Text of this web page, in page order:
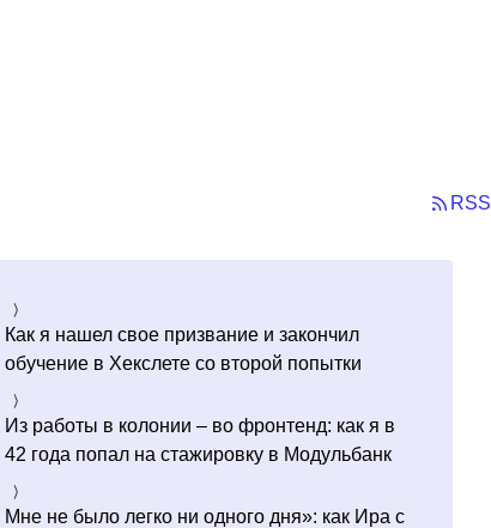
RSS
Как я нашел свое призвание и закончил
обучение в Хекслете со второй попытки
Из работы в колонии – во фронтенд: как я в
42 года попал на стажировку в Модульбанк
Мне не было легко ни одного дня»: как Ира с